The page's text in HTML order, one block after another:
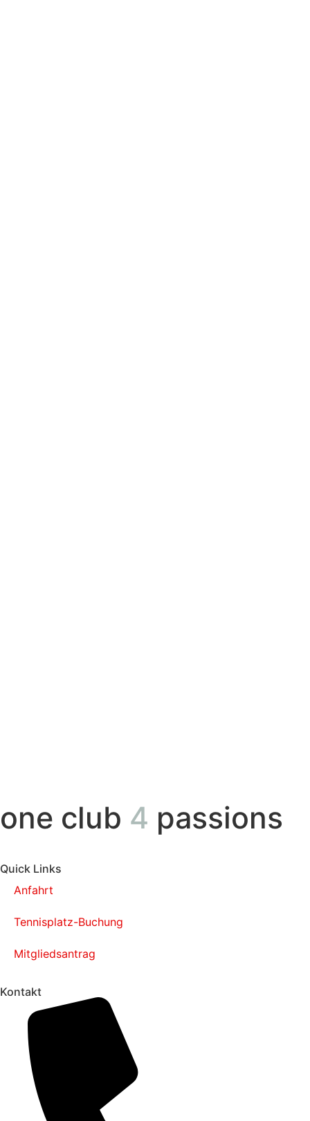
one club 4 passions
Quick Links
Anfahrt
Tennisplatz-Buchung
Mitgliedsantrag
Kontakt